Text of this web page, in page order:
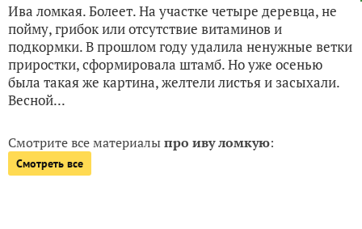
Ива ломкая. Болеет. На участке четыре деревца, не
пойму, грибок или отсутствие витаминов и
подкормки. В прошлом году удалила ненужные ветки
приростки, сформировала штамб. Но уже осенью
была такая же картина, желтели листья и засыхали.
Весной...
Смотрите все материалыпро иву ломкую:
Смотреть все